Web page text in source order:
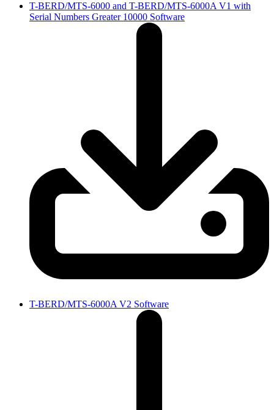
T-BERD/MTS-6000 and T-BERD/MTS-6000A V1 with
Serial Numbers Greater 10000 Software
T-BERD/MTS-6000A V2 Software